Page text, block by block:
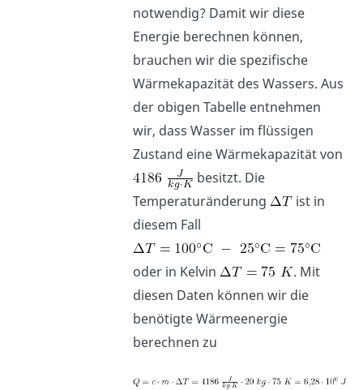
notwendig? Damit wir diese
Energie berechnen können,
brauchen wir die spezifische
Wärmekapazität des Wassers. Aus
der obigen Tabelle entnehmen
wir, dass Wasser im flüssigen
Zustand eine Wärmekapazität von
besitzt. Die
Temperaturänderung
ist in
diesem Fall
oder in Kelvin
. Mit
diesen Daten können wir die
benötigte Wärmeenergie
berechnen zu